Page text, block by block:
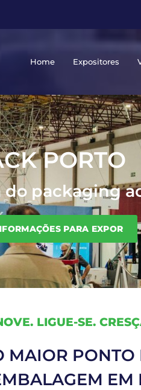
Home Expositores
PORTO
packaging
PARA EXPOR
LIGUE-SE.
MAIOR PONTO
EM